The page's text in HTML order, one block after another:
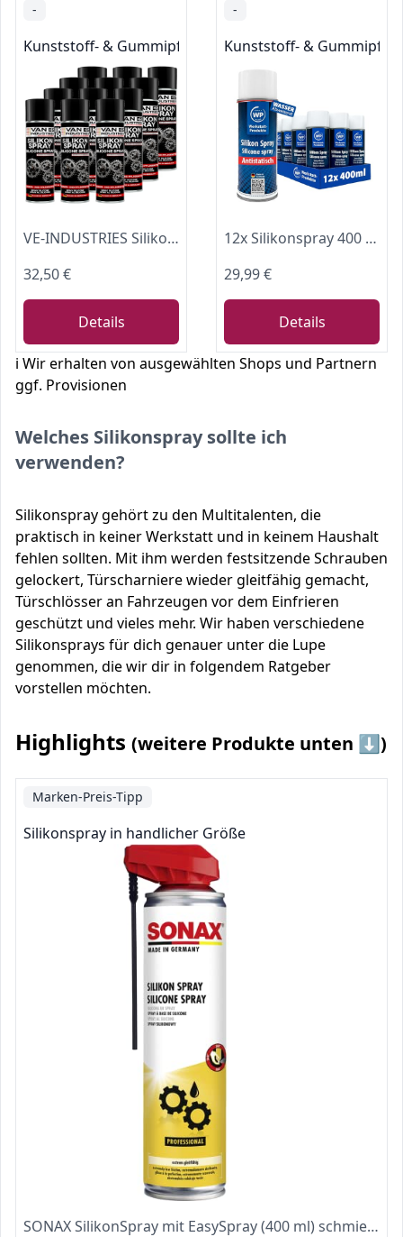
-
Kunststoff- & Gummipflege
VE-INDUSTRIES Silikonspray im 12er-Pack (je 400 ml) – schmiert, pflegt und schützt vielseitig: Ideales, fettfreies Trenn- und Gleitmittel für Kunststoff, Gummi, Holz und Metall.
32,50 €
Details
-
Kunststoff- &
12x Silikonspray 400 ml – Schmiermittel, Gleitmittel & Pflegespray für Gummi, Kunststoff, Holz & Metall – farblos, wasserabweisend, antistatisch & temperaturbeständig bis 200 °C WP
29,99 €
Details
ℹ️ Wir erhalten von ausgewählten Shops und Partnern
ggf. Provisionen
Welches Silikonspray sollte ich
verwenden?
Silikonspray gehört zu den Multitalenten, die
praktisch in keiner Werkstatt und in keinem Haushalt
fehlen sollten. Mit ihm werden festsitzende Schrauben
gelockert, Türscharniere wieder gleitfähig gemacht,
Türschlösser an Fahrzeugen vor dem Einfrieren
geschützt und vieles mehr. Wir haben verschiedene
Silikonsprays für dich genauer unter die Lupe
genommen, die wir dir in folgendem Ratgeber
vorstellen möchten.
Highlights (weitere Produkte unten ⬇️)
Marken-Preis-Tipp
Silikonspray in handlicher Größe
SONAX SilikonSpray mit EasySpray (400 ml) schmiert, pflegt und schützt langanhaltend Gummi-, Kunststoff-, Holz- und Metallteile | Art-Nr. 03483000